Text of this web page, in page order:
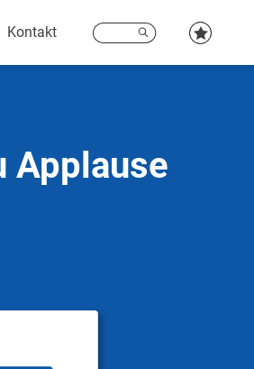
Kontakt
Applause